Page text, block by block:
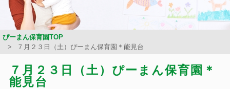
ぴーまん保育園TOP
７月２３日（土）ぴーまん保育園＊能見台
７月２３日（土）ぴーまん保育園＊
能見台